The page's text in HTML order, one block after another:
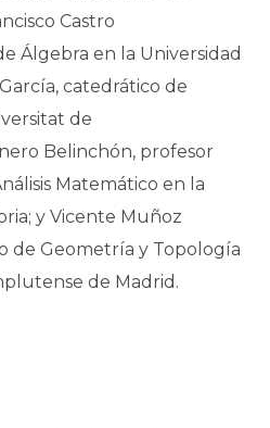
Castro
Álgebra en la Universidad
catedrático de
de
Belinchón, profesor
Matemático en la
y Vicente Muñoz
de Geometría y Topología
de Madrid.